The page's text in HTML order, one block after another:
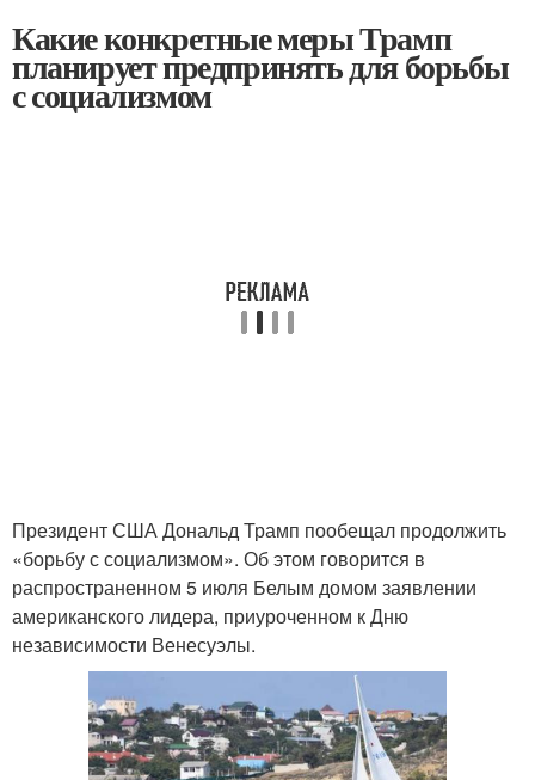
Какие конкретные меры Трамп
планирует предпринять для борьбы
с социализмом
Президент США Дональд Трамп пообещал продолжить
«борьбу с социализмом». Об этом говорится в
распространенном 5 июля Белым домом заявлении
американского лидера, приуроченном к Дню
независимости Венесуэлы.